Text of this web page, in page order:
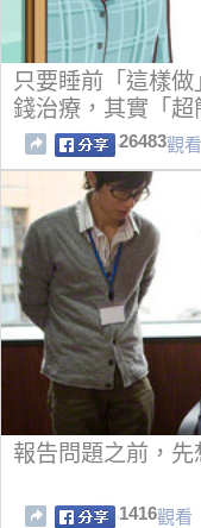
只要睡前「這樣
錢治療，其實「超
26483觀看
報告問題之前，先
1416觀看